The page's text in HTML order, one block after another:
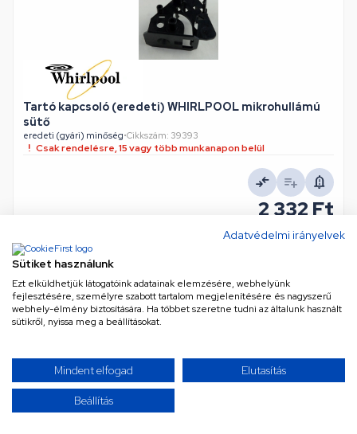
Adatvédelmi irányelvek
Sütiket használunk
Ezt elküldhetjük látogatóink adatainak elemzésére, webhelyünk
fejlesztésére, személyre szabott tartalom megjelenítésére és nagyszerű
webhely-élmény biztosítására. Ha többet szeretne tudni az általunk használt
sütikről, nyissa meg a beállításokat.
Mindent elfogad Elutasítás
Beállítás
Tartó kapcsoló (eredeti) WHIRLPOOL mikrohullámú
sütő
eredeti (gyári) minőség•Cikkszám: 39393
Csak rendelésre, 15 vagy több munkanapon belül
2 332 Ft
TOVÁBBIAK BETÖLTÉSE
/ 2